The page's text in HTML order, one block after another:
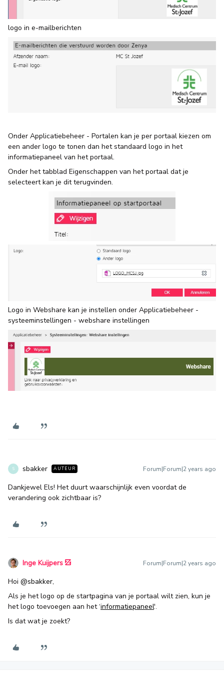
logo in e-mailberichten
Onder Applicatiebeheer - Portalen kan je per portaal kiezen om
een ander logo te tonen dan het standaard logo in het
informatiepaneel van het portaal.
Onder het tabblad Eigenschappen van het portaal dat je
selecteert kan je dit terugvinden.
Logo in Webshare kan je instellen onder Applicatiebeheer -
systeeminstellingen - webshare instellingen
S sbakker AUTEUR Forum|Forum|2 years ago
Dankjewel Els! Het duurt waarschijnlijk even voordat de
verandering ook zichtbaar is?
Inge Kuijpers Forum|Forum|2 years ago
Hoi @sbakker,
Als je het logo op de startpagina van je portaal wilt zien, kun je
het logo toevoegen aan het ‘informatiepaneel'.
Is dat wat je zoekt?